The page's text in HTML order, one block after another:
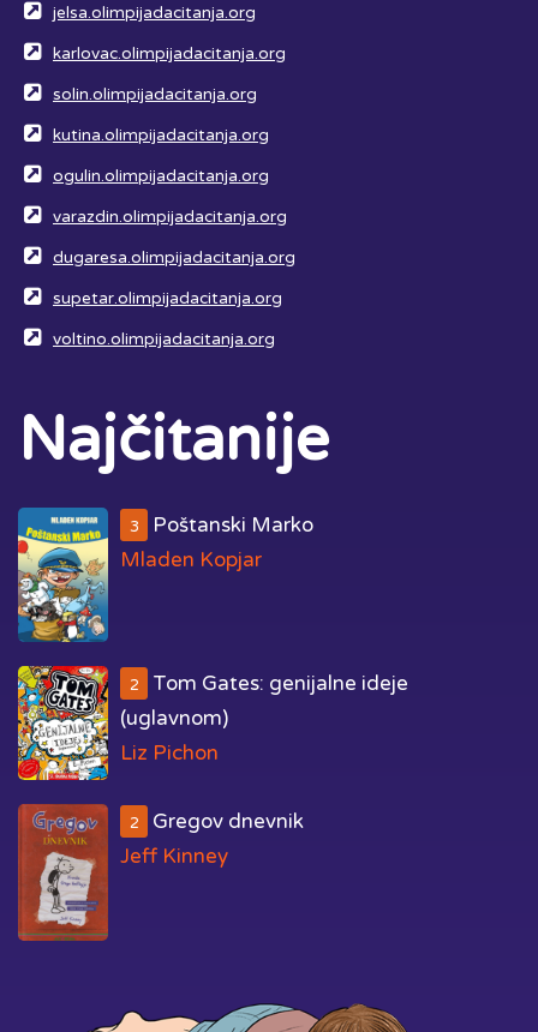
jelsa.olimpijadacitanja.org
karlovac.olimpijadacitanja.org
solin.olimpijadacitanja.org
kutina.olimpijadacitanja.org
ogulin.olimpijadacitanja.org
varazdin.olimpijadacitanja.org
dugaresa.olimpijadacitanja.org
supetar.olimpijadacitanja.org
voltino.olimpijadacitanja.org
Najčitanije
3
Poštanski Marko
Mladen Kopjar
2
Tom Gates: genijalne ideje
(uglavnom)
Liz Pichon
2
Gregov dnevnik
Jeff Kinney